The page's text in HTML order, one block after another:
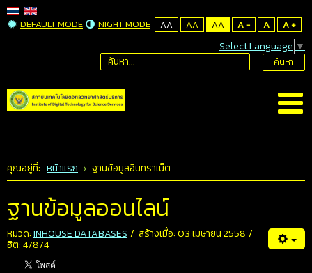
DEFAULT MODE NIGHT MODE AA AA AA A - A A +
Select Language ▼
ค้นหา
คุณอยู่ที่: หน้าแรก ฐานข้อมูลอินทราเน็ต
ฐานข้อมูลออนไลน์
หมวด:INHOUSE DATABASES สร้างเมื่อ: 03 เมษายน 2558
ฮิต: 47874